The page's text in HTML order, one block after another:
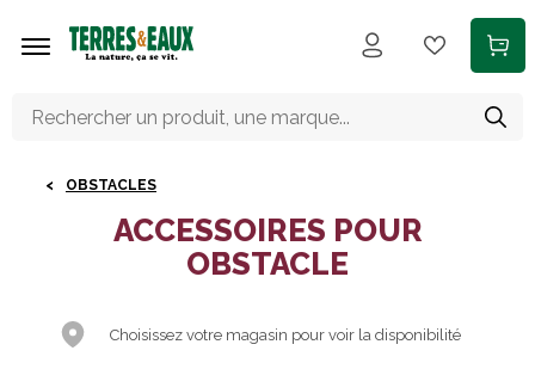
OBSTACLES
ACCESSOIRES POUR
OBSTACLE
Choisissez votre magasin pour voir la disponibilité